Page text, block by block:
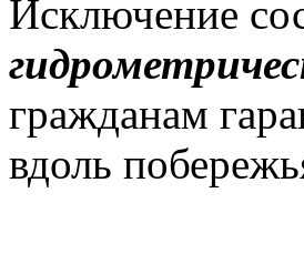
Исключение
гражданам
вдоль